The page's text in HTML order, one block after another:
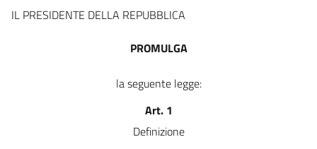
IL PRESIDENTE DELLA REPUBBLICA
PROMULGA
la seguente legge:
Art. 1
Definizione